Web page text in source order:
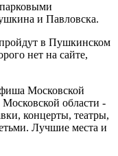
и Павловска.
в Пушкинском
нет на сайте,
Московской
Московской области -
концерты, театры,
Лучшие места и